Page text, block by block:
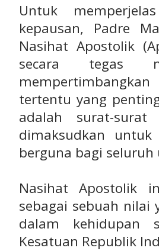
Untuk
kepausan, Padre
Nasihat Apostolik
secara tegas
tertentu yang
adalah surat-
dimaksudkan
berguna bagi
Nasihat Apostolik
sebagai sebuah
dalam kehidupan
Kesatuan Republik